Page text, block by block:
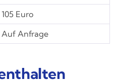
105 Euro
Auf Anfrage